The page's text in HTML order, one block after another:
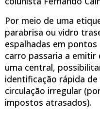
Por meio de uma
parabrisa ou vidro
espalhadas em
carro passaria a
uma central,
identificação rápida
circulação irregular
impostos atrasados).